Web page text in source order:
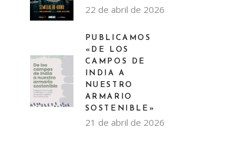
22 de abril de 2026
PUBLICAMOS
«DE LOS
CAMPOS DE
INDIA A
NUESTRO
ARMARIO
SOSTENIBLE»
21 de abril de 2026